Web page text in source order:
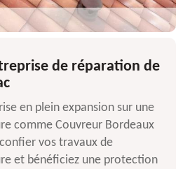
de réparation de
en plein expansion sur une
comme Couvreur Bordeaux
vos travaux de
et bénéficiez une protection